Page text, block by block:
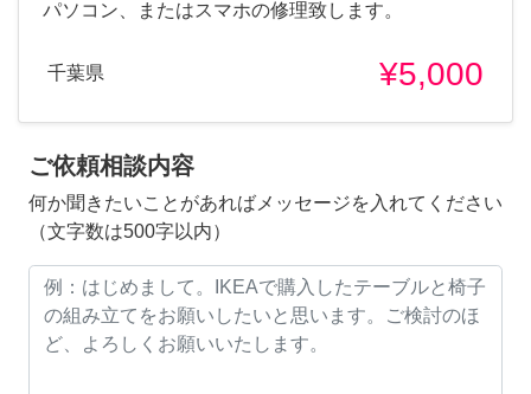
パソコン、またはスマホの修理致します。
千葉県 ¥5,000
ご依頼相談内容
何か聞きたいことがあればメッセージを入れてください
（文字数は500字以内）